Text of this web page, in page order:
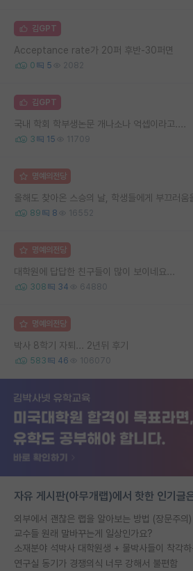
김GPT
Acceptance rate가 20퍼 후반-30퍼면
0 5 2082
김GPT
국내 학회 학부생논문 개나소나 억셉이라고....
3 15 11709
명예의전당
올해도 찾아온 스승의 날, 학생들에게 부끄러움
89 8 16552
명예의전당
대학원에 답답한 친구들이 많이 보이네요...
308 34 64880
명예의전당
박사 8학기 자퇴... 2년뒤 후기
583 46 106070
자유 게시판(아무개랩)에서 핫한 인기글
외부에서 괜찮은 랩을 알아보는 방법 (장문주의)
교수들 원래 말바꾸는게 일상인가요?
소재분야 석박사 대학원생 + 물박사들이 착각하
연구실 동기가 경쟁의식 너무 강해서 불편함